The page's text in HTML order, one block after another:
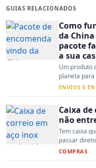
GUIAS RELACIONADOS
Como
da
pacote
a sua
Um produto
planeta para
ENVIOS E
Caixa
não
Tem caixa
passar
COMPRAS